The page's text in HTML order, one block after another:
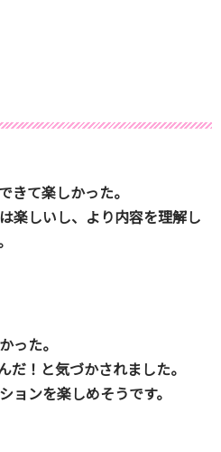
きて楽しかった。
楽しいし、より内容を理解し
った。
だ！と気づかされました。
ョンを楽しめそうです。